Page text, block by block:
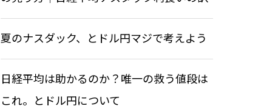
ナスダックは上昇目標月足でブ
レイク | 新総裁誕生おめでと
う！日経どうなる
夏のナスダック、とドル円マジで考えよう
日経平均は助かるのか？唯一の救う値段は
これ。とドル円について